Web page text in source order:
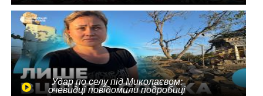
Удар по селу під Миколаєвом:
очевидці повідомили подробиці